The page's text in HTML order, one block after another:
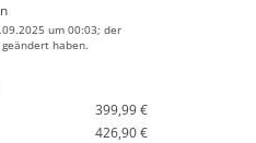
um 00:03; der
haben.
399,99 €
426,90 €